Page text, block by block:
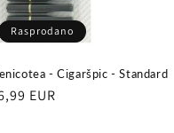
Rasprodano
- Cigaršpic - Standard
EUR